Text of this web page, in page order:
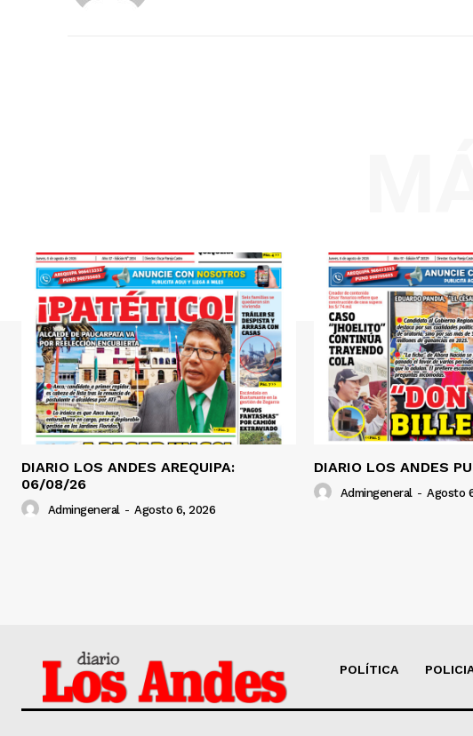
DIARIO LOS ANDES AREQUIPA:
06/08/26
Admingeneral - Agosto 6, 2026
DIARIO LOS ANDES
Admingeneral - Agosto
POLÍTICA